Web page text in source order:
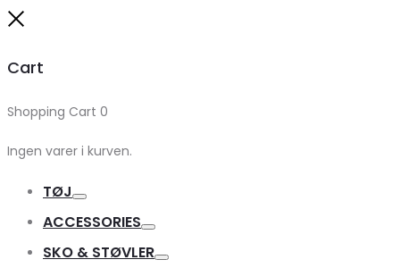
Cart
Shopping Cart 0
Ingen varer i kurven.
TØJ
ACCESSORIES
SKO & STØVLER